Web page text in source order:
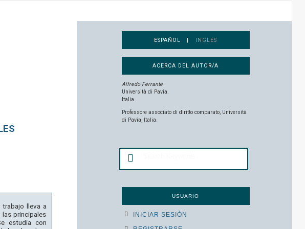
ESPAÑOL | INGLÉS
ACERCA DEL AUTOR/A
Alfredo Ferrante
Università di Pavia.
Italia
Professore associato di diritto comparato, Università
di Pavia, Italia.
USUARIO
INICIAR SESIÓN
lleva a
principales
estudia con